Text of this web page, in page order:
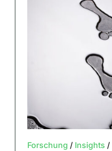
Forschung / Insights /